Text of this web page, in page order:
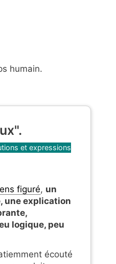
humain.
et expressions
figuré, un
une explication
logique, peu
écouté